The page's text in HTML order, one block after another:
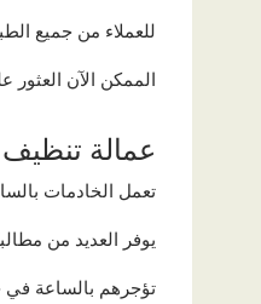
للعملاء من جميع
الممكن الآن
عمالة
تعمل الخادمات
يوفر العديد من
تؤجرهم بالساعة في